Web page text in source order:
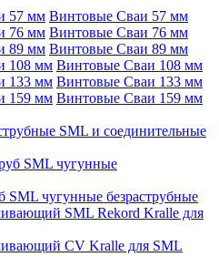
Винтовые Сваи 57 мм
Винтовые Сваи 76 мм
Винтовые Сваи 89 мм
Винтовые Сваи 108 мм
Винтовые Сваи 133 мм
Винтовые Сваи 159 мм
SML и соединительные
SML чугунные безраструбные
SML Rekord Kralle для
CV Kralle для SML